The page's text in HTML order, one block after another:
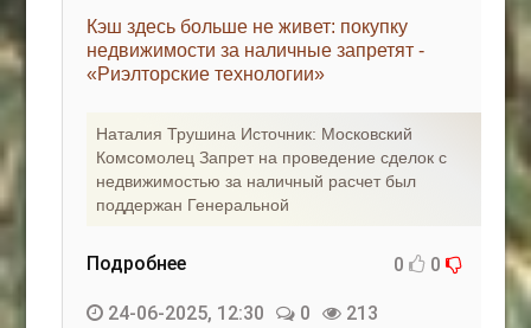
Кэш здесь больше не живет: покупку
недвижимости за наличные запретят -
«Риэлторские технологии»
Наталия Трушина Источник: Московский
Комсомолец Запрет на проведение сделок с
недвижимостью за наличный расчет был
поддержан Генеральной
Подробнее 0 0
24-06-2025, 12:30 0 213